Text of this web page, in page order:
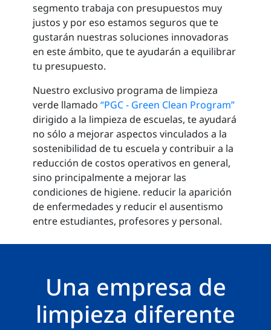
segmento trabaja con presupuestos muy
justos y por eso estamos seguros que te
gustarán nuestras soluciones innovadoras
en este ámbito, que te ayudarán a equilibrar
tu presupuesto.
Nuestro exclusivo programa de limpieza
verde llamado “PGC - Green Clean Program”
dirigido a la limpieza de escuelas, te ayudará
no sólo a mejorar aspectos vinculados a la
sostenibilidad de tu escuela y contribuir a la
reducción de costos operativos en general,
sino principalmente a mejorar las
condiciones de higiene. reducir la aparición
de enfermedades y reducir el ausentismo
entre estudiantes, profesores y personal.
Una empresa de
limpieza diferente